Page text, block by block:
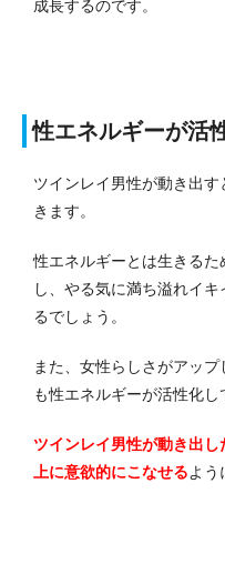
成長するのです。
性エネルギーが活
ツインレイ男性が動き出
きます。
性エネルギーとは生きる
し、やる気に満ち溢れイ
るでしょう。
また、女性らしさがアッ
も性エネルギーが活性化し
ツインレイ男性が動き出
上に意欲的にこなせるよう